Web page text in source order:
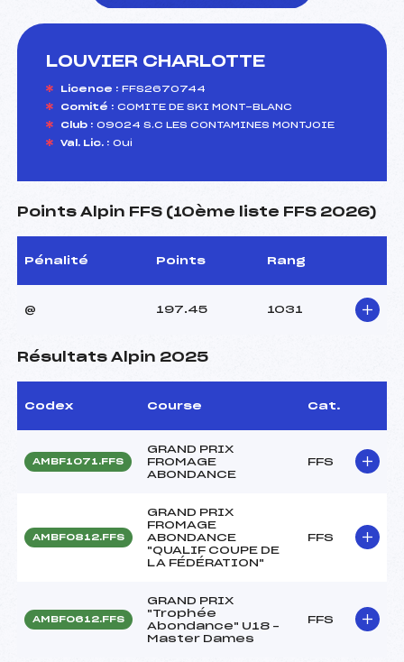
LOUVIER CHARLOTTE
Licence : FFS2670744
Comité : COMITE DE SKI MONT-BLANC
Club : 09024 S.C LES CONTAMINES MONTJOIE
Val. Lic. : Oui
Points Alpin FFS (10ème liste FFS 2026)
Pénalité Points Rang
@ 197.45 1031
Résultats Alpin 2025
Codex Course Cat.
AMBF1071.FFS
GRAND PRIX
FROMAGE
ABONDANCE
FFS
AMBF0812.FFS
GRAND PRIX
FROMAGE
ABONDANCE
"QUALIF COUPE DE
LA FÉDÉRATION"
FFS
AMBF0612.FFS
GRAND PRIX
"Trophée
Abondance" U18 –
Master Dames
FFS